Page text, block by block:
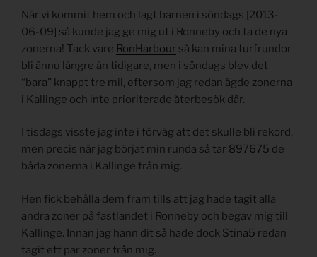
När vi kommit hem och lagt barnen i söndags [2013-
06-09] så kunde jag ge mig ut i Ronneby och ta de nya
zonerna! Tack vare RonHarbour så kan mina turfrundor
bli ännu längre än tidigare, men i söndags blev det
“bara” knappt tre mil, eftersom jag redan ägde zonerna
i Kallinge och inte prioriterade återbesök där.
I tisdags visste jag inte i förväg att det skulle bli rekord,
men precis när jag börjat min runda så tar 897675 de
båda zonerna i Kallinge från mig.
Hen fick behålla dem fram tills att jag hade tagit alla
andra zoner på fastlandet i Ronneby och begav mig till
Kallinge. Innan jag hann dit så hade dock Stina5 redan
tagit ett par zoner från mig.